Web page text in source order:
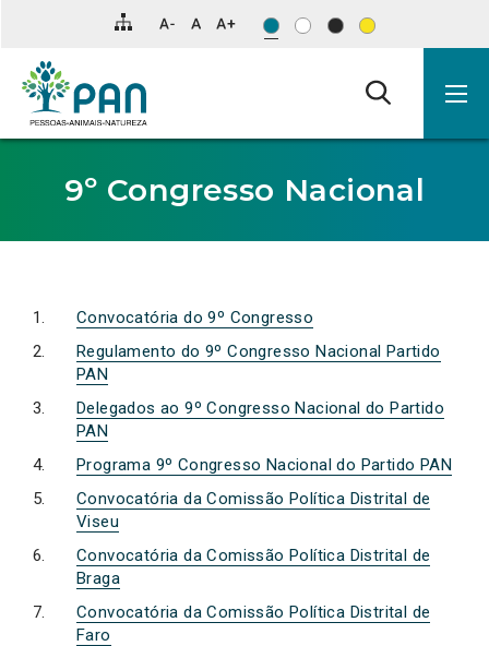
para
conteúdo
principal
da
9º Congresso Nacional
Convocatória do 9º Congresso
Regulamento do 9º Congresso Nacional Partido
PAN
Delegados ao 9º Congresso Nacional do Partido
PAN
Programa 9º Congresso Nacional do Partido PAN
Convocatória da Comissão Política Distrital de
Viseu
Convocatória da Comissão Política Distrital de
Braga
Convocatória da Comissão Política Distrital de
Faro